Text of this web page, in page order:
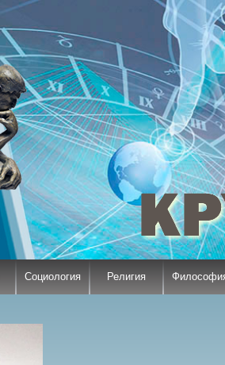
Социология Религия